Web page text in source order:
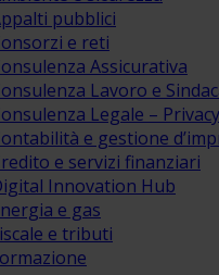
pubblici
e reti
Assicurativa
Lavoro e
Legale –
e gestione
e servizi finanziari
Innovation Hub
e gas
e tributi